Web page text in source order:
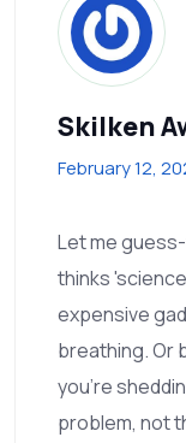
Skilken
February 12,
Let me
thinks
expensive
breathing. Or
you're
problem, not